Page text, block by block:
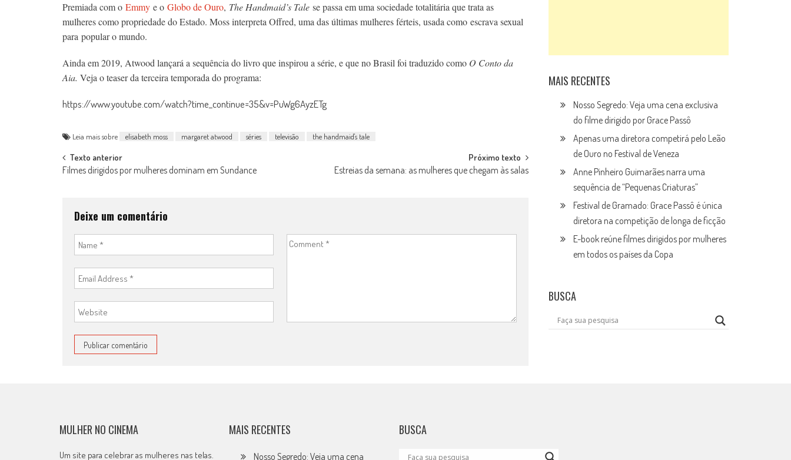
Premiada com o Emmy e o Globo de Ouro, The Handmaid’s Tale se passa em uma sociedade totalitária que trata as
mulheres como propriedade do Estado. Moss interpreta Offred, uma das últimas mulheres férteis, usada como escrava sexual
para popular o mundo.
Ainda em 2019, Atwood lançará a sequência do livro que inspirou a série, e que no Brasil foi traduzido como O Conto da
Aia. Veja o teaser da terceira temporada do programa:
https://www.youtube.com/watch?time_continue=35&v=PuWg6AyzETg
Leia mais sobre elisabeth moss margaret atwood séries televisão the handmaid's tale
Post
navigation
Texto anterior
Filmes dirigidos por mulheres dominam em Sundance
Próximo texto
Estreias da semana: as mulheres que chegam às salas
Deixe um comentário
MAIS RECENTES
Nosso Segredo: Veja uma cena exclusiva
do filme dirigido por Grace Passô
Apenas uma diretora competirá pelo Leão
de Ouro no Festival de Veneza
Anne Pinheiro Guimarães narra uma
sequência de “Pequenas Criaturas”
Festival de Gramado: Grace Passô é única
diretora na competição de longa de ficção
E-book reúne filmes dirigidos por mulheres
em todos os países da Copa
BUSCA
MULHER NO CINEMA
Um site para celebrar as mulheres nas telas.
MAIS RECENTES
Nosso Segredo: Veja uma cena
BUSCA